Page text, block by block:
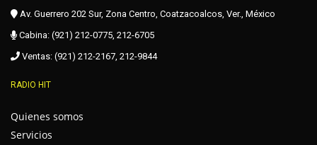
Av. Guerrero 202 Sur, Zona Centro, Coatzacoalcos, Ver., México
Cabina: (921) 212-0775, 212-6705
Ventas: (921) 212-2167, 212-9844
RADIO HIT
Quienes somos
Servicios